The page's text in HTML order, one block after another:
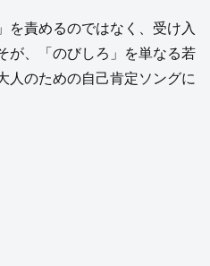
を責めるのではなく、受け入
が、「のびしろ」を単なる若
人のための自己肯定ソングに